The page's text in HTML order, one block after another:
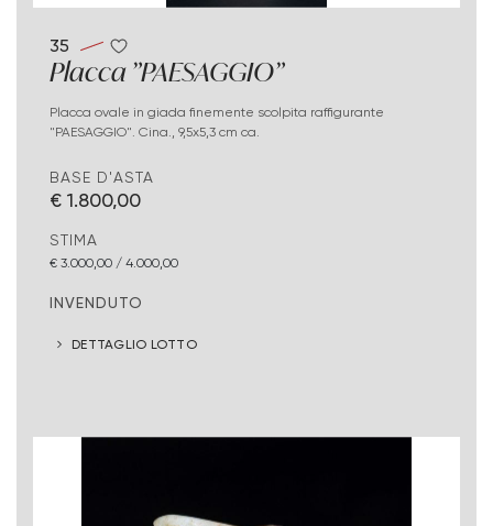
35
Placca "PAESAGGIO"
Placca ovale in giada finemente scolpita raffigurante
"PAESAGGIO". Cina., 9,5x5,3 cm ca.
BASE D'ASTA
€ 1.800,00
STIMA
€ 3.000,00 / 4.000,00
INVENDUTO
DETTAGLIO LOTTO